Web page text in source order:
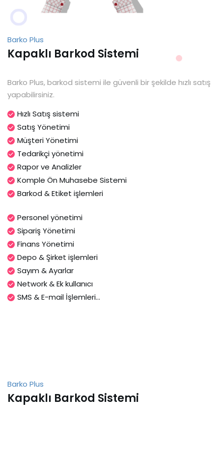
Barko Plus
Kapaklı Barkod Sistemi
Barko Plus, barkod sistemi ile güvenli bir şekilde hızlı satış
yapabilirsiniz.
Hızlı Satış sistemi
Satış Yönetimi
Müşteri Yönetimi
Tedarikçi yönetimi
Rapor ve Analizler
Komple Ön Muhasebe Sistemi
Barkod & Etiket işlemleri
Personel yönetimi
Sipariş Yönetimi
Finans Yönetimi
Depo & Şirket işlemleri
Sayım & Ayarlar
Network & Ek kullanıcı
SMS & E-mail İşlemleri...
Barko Plus
Kapaklı Barkod Sistemi